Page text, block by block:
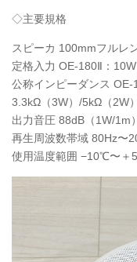
◇主要規格
スピーカ 100mmフルレ
定格入力 OE-180Ⅱ：
公称インピーダンス OE-
3.3kΩ（3W）/5kΩ（2W
出力音圧 88dB（1W/1m）
再生周波数帯域 80Hz〜
使用温度範囲 −10℃〜＋